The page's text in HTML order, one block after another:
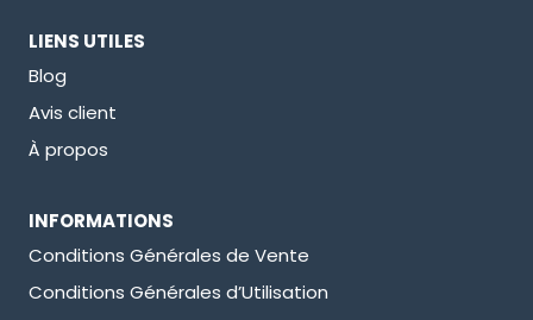
LIENS UTILES
Blog
Avis client
À propos
INFORMATIONS
Conditions Générales de Vente
Conditions Générales d’Utilisation